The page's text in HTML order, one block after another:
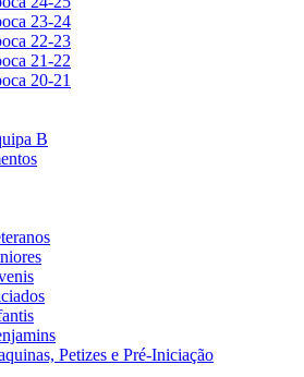
23-24
22-23
21-22
20-21
B
Petizes e Pré-Iniciação